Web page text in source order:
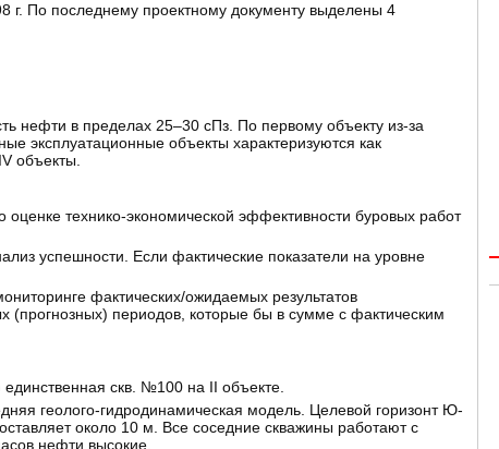
г. По последнему проектному документу выделены 4
нефти в пределах 25–30 сПз. По первому объекту из-за
эксплуатационные объекты характеризуются как
объекты.
технико-экономической эффективности буровых работ
успешности. Если фактические показатели на уровне
фактических/ожидаемых результатов
периодов, которые бы в сумме с фактическим
скв. №100 на II объекте.
геолого-гидродинамическая модель. Целевой горизонт Ю-
около 10 м. Все соседние скважины работают с
нефти высокие.